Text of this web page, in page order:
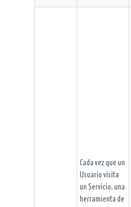
Cada vez que un
Usuario visita
un Servicio, una
herramienta de